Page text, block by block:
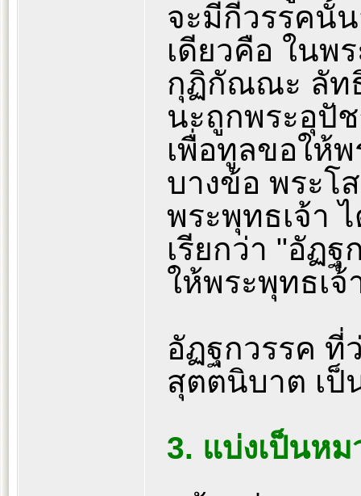
จะมีกี่วรรคนั้
เดียวคือ ในพ
กุฏิกัณณะ ลัท
นะถูกพระอุปั
เพื่อทูลขอให้
บางข้อ พระ
พระพุทธเจ้า
เรียกว่า "อัฏ
ให้พระพุทธเจ้
อัฏฐกวรรค
สุตตนิบาต เป็
3. แบ่งเป็นห